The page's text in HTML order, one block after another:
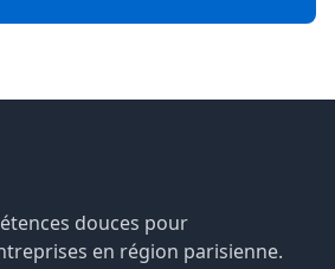
douces pour
en région parisienne.